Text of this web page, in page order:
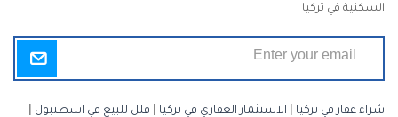
السكنية في تركيا
شراء عقار في تركيا الاستثمار العقاري في تركيا فلل للبيع في اسطنبول